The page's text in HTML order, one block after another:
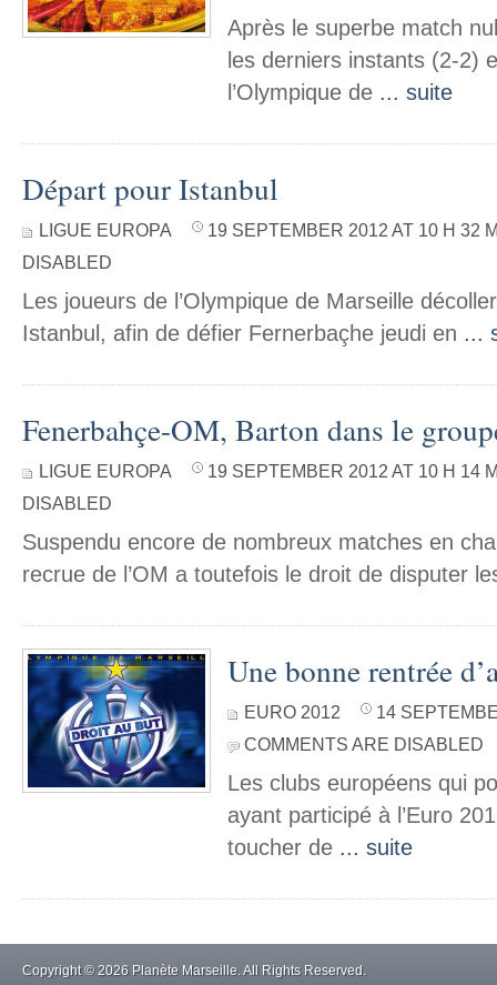
Après le superbe match
les derniers instants (2-2)
l’Olympique de ... suite
Départ pour Istanbul
LIGUE EUROPA
19 SEPTEMBER 2012 AT 10 H 32
DISABLED
Les joueurs de l’Olympique de Marseille
Istanbul, afin de défier Fernerbaçhe jeudi en ...
Fenerbahçe-OM, Barton dans le
LIGUE EUROPA
19 SEPTEMBER 2012 AT 10 H 14
DISABLED
Suspendu encore de nombreux matches en
recrue de l’OM a toutefois le droit de disputer
Une bonne rentrée
EURO 2012
14
COMMENTS ARE DISABLED
Les clubs européens qui
ayant participé à l’Euro
toucher de ... suite
Copyright © 2026 Planète Marseille. All Rights Reserved.